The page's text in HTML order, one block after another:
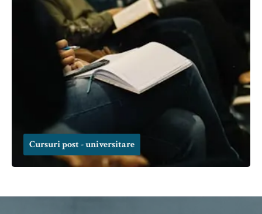
Cursuri post - universitare